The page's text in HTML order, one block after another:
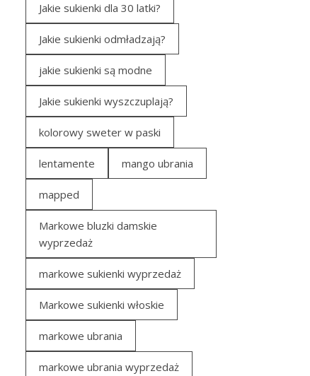
Jakie sukienki dla 30 latki?
Jakie sukienki odmładzają?
jakie sukienki są modne
Jakie sukienki wyszczuplają?
kolorowy sweter w paski
lentamente mango ubrania
mapped
Markowe bluzki damskie
wyprzedaż
markowe sukienki wyprzedaż
Markowe sukienki włoskie
markowe ubrania
markowe ubrania wyprzedaż